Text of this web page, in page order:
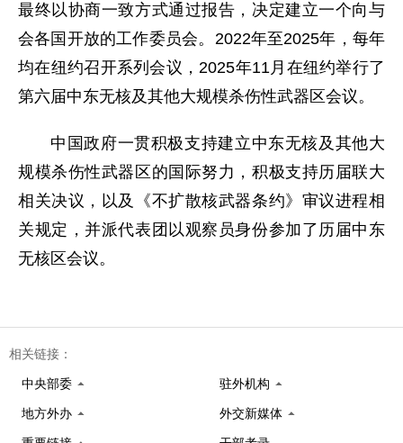
最终以协商一致方式通过报告，决定建立一个向与
会各国开放的工作委员会。2022年至2025年，每年
均在纽约召开系列会议，2025年11月在纽约举行了
第六届中东无核及其他大规模杀伤性武器区会议。
中国政府一贯积极支持建立中东无核及其他大
规模杀伤性武器区的国际努力，积极支持历届联大
相关决议，以及《不扩散核武器条约》审议进程相
关规定，并派代表团以观察员身份参加了历届中东
无核区会议。
相关链接：
中央部委 驻外机构
地方外办 外交新媒体